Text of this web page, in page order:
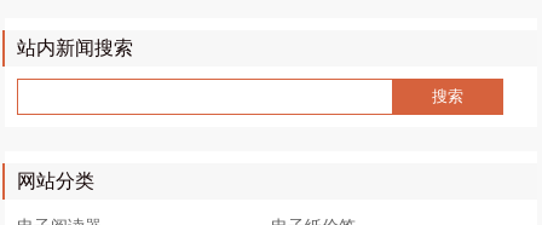
站内新闻搜索
网站分类